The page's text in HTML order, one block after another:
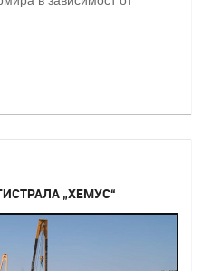
„ХЕМУС“